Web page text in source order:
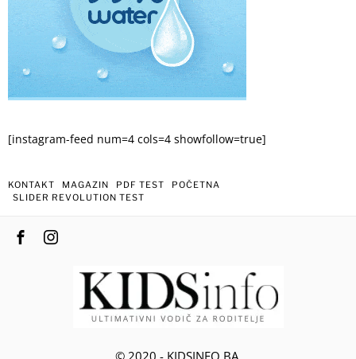
[instagram-feed num=4 cols=4 showfollow=true]
KONTAKT MAGAZIN PDF TEST
POČETNA
SLIDER REVOLUTION TEST
© 2020 - KIDSINFO.BA.